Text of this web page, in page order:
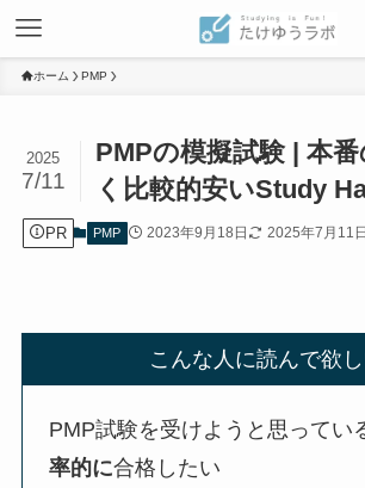
ホーム PMP
PMPの模擬試験 | 本
く比較的安いStudy
2025
7/11
PR PMP 2023年9月18日 2025年7月11日
こんな人に読んで欲
PMP試験を受けようと思ってい
率的に合格したい